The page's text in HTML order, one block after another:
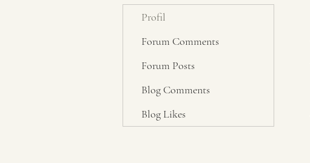
Profil
Forum Comments
Forum Posts
Blog Comments
Blog Likes